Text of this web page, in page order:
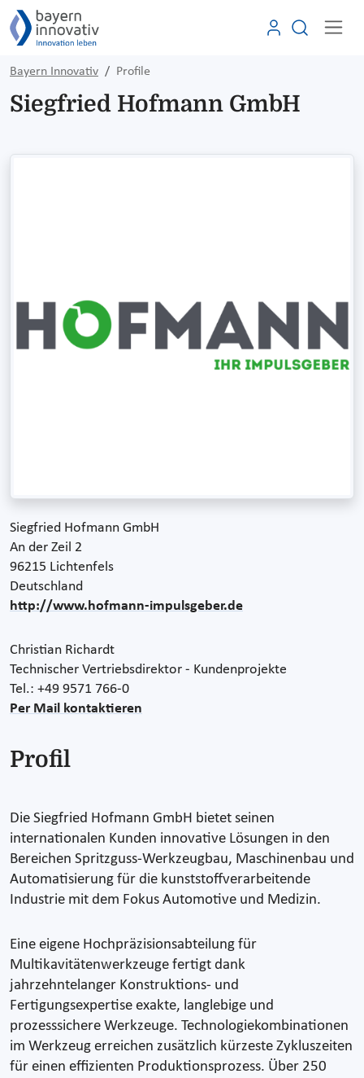
Bayern Innovativ Profile
Siegfried Hofmann GmbH
Siegfried Hofmann GmbH
An der Zeil 2
96215 Lichtenfels
Deutschland
http://www.hofmann-impulsgeber.de
Christian Richardt
Technischer Vertriebsdirektor - Kundenprojekte
Tel.: +49 9571 766-0
Per Mail kontaktieren
Profil
Die Siegfried Hofmann GmbH bietet seinen
internationalen Kunden innovative Lösungen in den
Bereichen Spritzguss-Werkzeugbau, Maschinenbau und
Automatisierung für die kunststoffverarbeitende
Industrie mit dem Fokus Automotive und Medizin.
Eine eigene Hochpräzisionsabteilung für
Multikavitätenwerkzeuge fertigt dank
jahrzehntelanger Konstruktions- und
Fertigungsexpertise exakte, langlebige und
prozesssichere Werkzeuge. Technologiekombinationen
im Werkzeug erreichen zusätzlich kürzeste Zykluszeiten
für einen effizienten Produktionsprozess. Über 250